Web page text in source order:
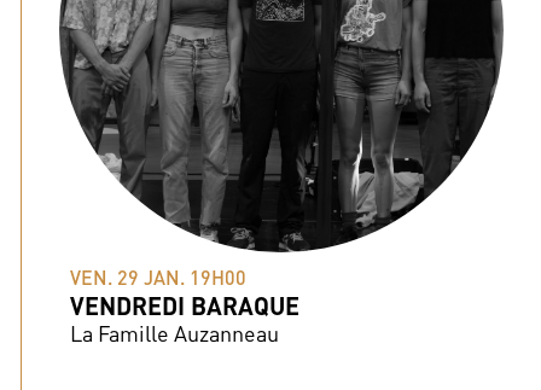
VEN. 29 JAN. 19H00
VENDREDI BARAQUE
La Famille Auzanneau